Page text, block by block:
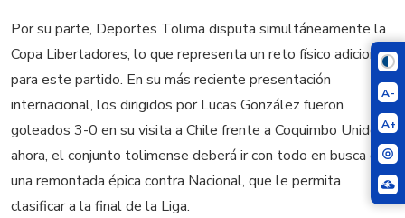
A-
A+
Por su parte, Deportes Tolima disputa simultáneamente la
Copa Libertadores, lo que representa un reto físico adicional
para este partido. En su más reciente presentación
internacional, los dirigidos por Lucas González fueron
goleados 3-0 en su visita a Chile frente a Coquimbo Unido;
ahora, el conjunto tolimense deberá ir con todo en busca de
una remontada épica contra Nacional, que le permita
clasificar a la final de la Liga.